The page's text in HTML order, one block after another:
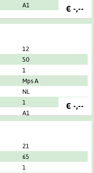
A1
€ -,--
12
50
1
Mps A
NL
1
A1
€ -,--
21
65
1